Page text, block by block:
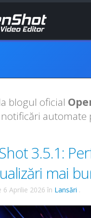
blogul oficial
automate
3.5.1:
mai
6 Aprilie 2026 în Lansări .